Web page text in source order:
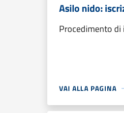
Asilo nido:
Procedimento di
VAI ALLA PAGINA